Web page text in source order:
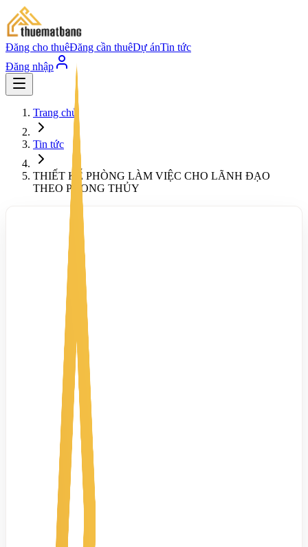
Đăng cho thuêĐăng cần thuêDự ánTin tức
Đăng nhập
Trang chủ
Tin tức
THIẾT KẾ PHÒNG LÀM VIỆC CHO LÃNH ĐẠO
THEO PHONG THỦY